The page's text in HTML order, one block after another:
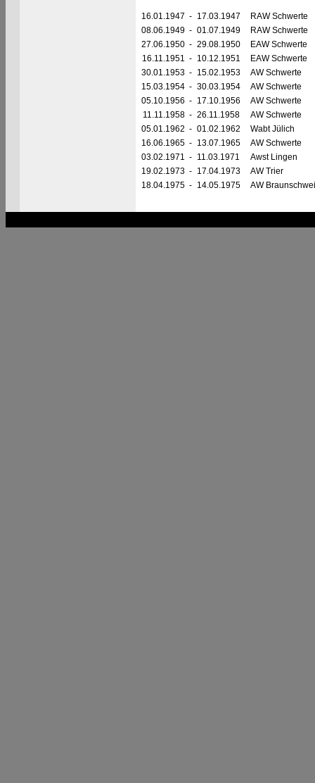
16.01.1947 - 17.03.1947
RAW Schwerte
08.06.1949 - 01.07.1949
RAW Schwerte
27.06.1950 - 29.08.1950
EAW Schwerte
16.11.1951 - 10.12.1951
EAW Schwerte
30.01.1953 - 15.02.1953
AW Schwerte
15.03.1954 - 30.03.1954
AW Schwerte
05.10.1956 - 17.10.1956
AW Schwerte
11.11.1958 - 26.11.1958
AW Schwerte
05.01.1962 - 01.02.1962
Wabt Jülich
16.06.1965 - 13.07.1965
AW Schwerte
03.02.1971 - 11.03.1971
Awst Lingen
19.02.1973 - 17.04.1973
AW Trier
18.04.1975 - 14.05.1975 AW